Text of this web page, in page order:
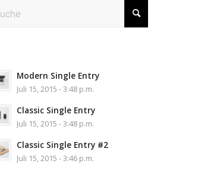
Modern Single Entry
Juli 15, 2015 - 3:48 p.m.
Classic Single Entry
Juli 15, 2015 - 3:48 p.m.
Classic Single Entry #2
Juli 15, 2015 - 3:46 p.m.